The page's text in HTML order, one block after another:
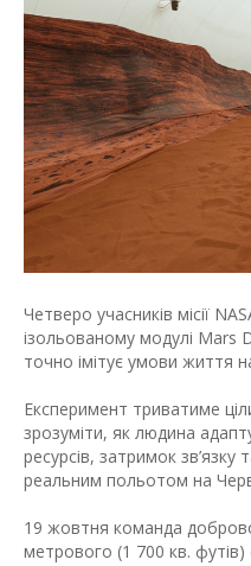
Четверо учасників місії
ізольованому модулі Mars
точно імітує умови життя
Експеримент триватиме
зрозуміти, як людина
ресурсів, затримок зв’язку
реальним польотом на
19 жовтня команда
метрового (1 700 кв.